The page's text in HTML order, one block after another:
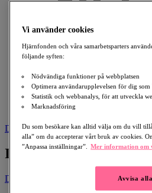
Download
In Memory Of Anita
Donate
Vi använder cookies
Hjärnfonden och våra samarbetsparters
följande syften:
Nödvändiga funktioner på webbplatsen
Optimera användarupplevelsen för dig som
Statistik och webbanalys, för att utveckla
Marknadsföring
Du som besökare kan alltid välja om du vill
alla” om du accepterar vårt bruk av cookies.
”Anpassa inställningar”.
Mer information om
Avvisa alla